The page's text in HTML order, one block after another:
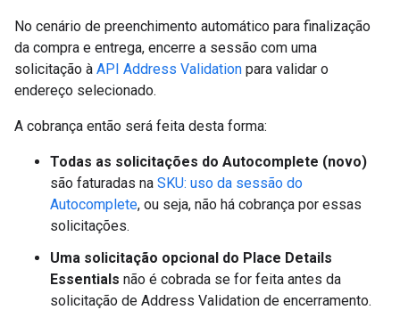
No cenário de preenchimento automático para finalização
da compra e entrega, encerre a sessão com uma
solicitação à API Address Validation para validar o
endereço selecionado.
A cobrança então será feita desta forma:
Todas as solicitações do Autocomplete (novo)
são faturadas na SKU: uso da sessão do
Autocomplete, ou seja, não há cobrança por essas
solicitações.
Uma solicitação opcional do Place Details
Essentials não é cobrada se for feita antes da
solicitação de Address Validation de encerramento.